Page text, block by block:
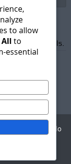
emails.
- Desarrollo
to allow
to
essential